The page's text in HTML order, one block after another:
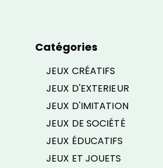
Catégories
JEUX CRÉATIFS
JEUX D'EXTERIEUR
JEUX D'IMITATION
JEUX DE SOCIÉTÉ
JEUX ÉDUCATIFS
JEUX ET JOUETS